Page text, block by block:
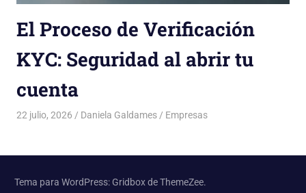
El Proceso de Verificación
KYC: Seguridad al abrir tu
cuenta
22 julio, 2026 Daniela Galdames Empresas
Tema para WordPress: Gridbox de ThemeZee.